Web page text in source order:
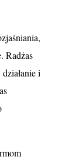
Radżas
i